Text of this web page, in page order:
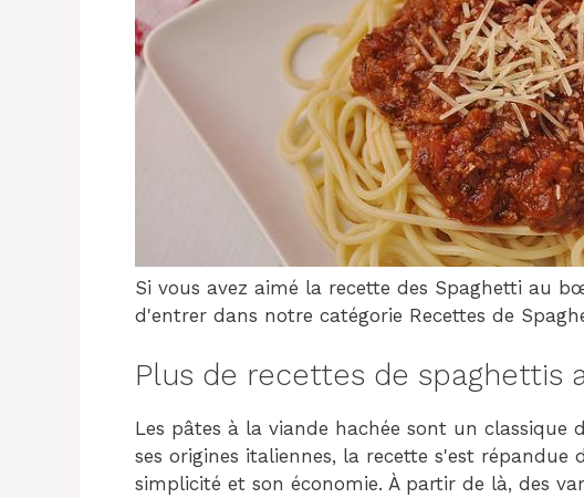
Si vous avez aimé la recette des Spaghetti au
d'entrer dans notre catégorie Recettes de
Plus de recettes de spaghettis
Les pâtes à la viande hachée sont un classique
ses origines italiennes, la recette s'est répandue
simplicité et son économie. À partir de là, des